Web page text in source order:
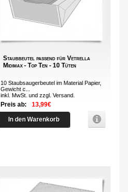
Staubbeutel passend für Vetrella
Midimax - Top Ten - 10 Tüten
10 Staubsaugerbeutel im Material Papier,
Gewicht c...
inkl. MwSt. und zzgl. Versand
Preis ab: 13,99€
In den Warenkorb